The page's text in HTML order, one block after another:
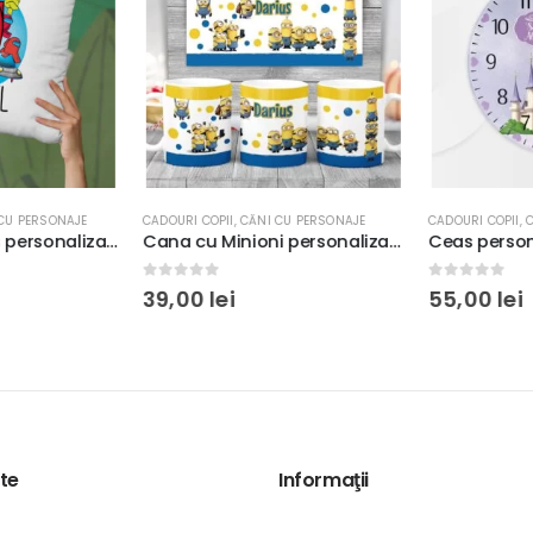
PERSONAJE
Pernă Among Us personalizată cu nume pentru copii, 40x40cm, poliester, culoare alb
CADOURI COPII,CĂNI CU PERSONAJE
Cana cu Minioni personalizată cu nume, 350ml, ceramică, culoare galben cu albastru, cadou copii
0out of 5
39,00lei
CADOURI COPII,
0out of 5
55,00lei
Informaţii